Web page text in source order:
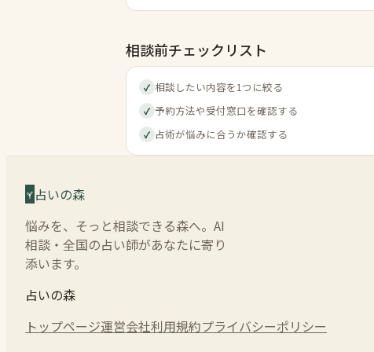
相談前チェックリスト
✓ 相談したい内容を1つに絞る
✓ 予約方法や受付窓口を確認する
✓ 占術が悩みに合うか確認する
占いの森
悩みを、そっと相談できる森へ。AI
相談・全国の占い師があなたに寄り
添います。
占いの森
トップページ運営会社利用規約プライバシーポリシー